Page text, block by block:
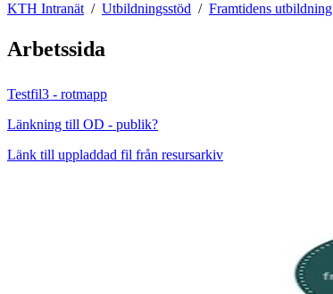
KTH Intranät Utbildningsstöd Framtidens utbildning
Arbetssida
Testfil3 - rotmapp
Länkning till OD - publik?
Länk till uppladdad fil från resursarkiv